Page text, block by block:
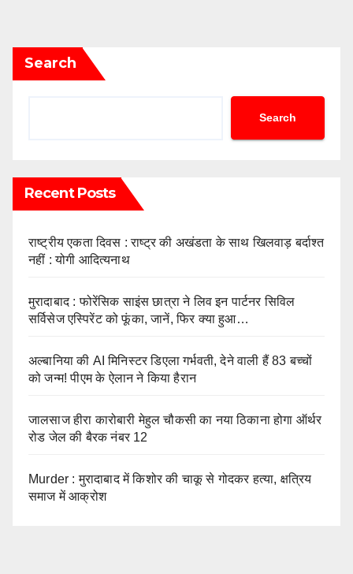
Search
Search
Recent Posts
राष्ट्रीय एकता दिवस : राष्ट्र की अखंडता के साथ खिलवाड़ बर्दाश्त
नहीं : योगी आदित्यनाथ
मुरादाबाद : फोरेंसिक साइंस छात्रा ने लिव इन पार्टनर सिविल
सर्विसेज एस्पिरेंट को फूंका, जानें, फिर क्या हुआ…
अल्बानिया की AI मिनिस्‍टर डिएला गर्भवती, देने वाली हैं 83 बच्चों
को जन्‍म! पीएम के ऐलान ने किया हैरान
जालसाज हीरा कारोबारी मेहुल चौकसी का नया ठिकाना होगा ऑर्थर
रोड जेल की बैरक नंबर 12
Murder : मुरादाबाद में किशोर की चाकू से गोदकर हत्या, क्षत्रिय
समाज में आक्रोश